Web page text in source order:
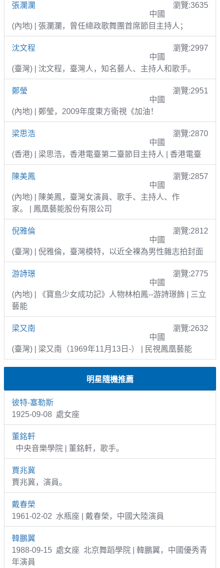
張瀾瀾
瀏覽:3635
中國
(內地) | 張瀾瀾，曾任總政歌舞團首席節目主持人；
沈文程
瀏覽:2997
中國
(臺灣) | 沈文程，臺灣人，知名藝人、主持人和歌手。
鄭瑩
瀏覽:2951
中國
(內地) | 鄭瑩，2009年度東方衛視《加油！
梁思浩
瀏覽:2870
中國
(香港) | 梁思浩，香港電臺第二臺節目主持人 | 香港電臺
陳美鳳
瀏覽:2857
中國
(內地) | 陳美鳳，臺灣女演員、歌手、主持人、作
家。 | 鳳凰藝能股份有限公司
倪雅倫
瀏覽:2812
中國
(臺灣) | 倪雅倫，臺灣模特，以近全裸為男性雜志拍封面
游詩璟
瀏覽:2775
中國
(內地) | 《寶島少女成功記》人物林柏鳳--游詩璟飾 | 三立
藝能
梁又南
瀏覽:2632
中國
(臺灣) | 梁又南（1969年11月13日-） | 民視鳳凰藝能
明星隨機推薦
彼特-塞勒斯
1925-09-08 處女座
董銘軒
中央音樂學院 | 董銘軒，歌手。
賈兆冀
賈兆冀，演員。
戴春榮
1961-02-02 水瓶座 | 戴春榮，中國大陸演員
韓鵬翼
1988-09-15 處女座 北京舞蹈學院 | 韓鵬翼，中國優秀青
年演員